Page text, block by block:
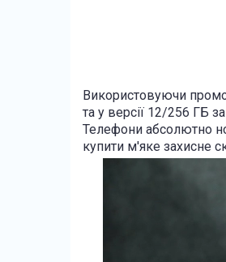
Використовуючи
та у версії 12/256 ГБ за
Телефони абсолютно
купити м'яке захисне